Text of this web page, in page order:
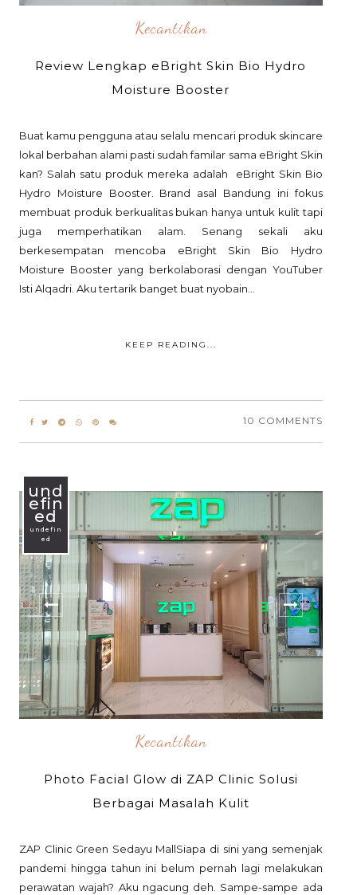
Kecantikan
Review Lengkap eBright Skin Bio Hydro
Moisture Booster
Buat kamu pengguna atau selalu mencari produk skincare
lokal berbahan alami pasti sudah familar sama eBright Skin
kan? Salah satu produk mereka adalah eBright Skin Bio
Hydro Moisture Booster. Brand asal Bandung ini fokus
membuat produk berkualitas bukan hanya untuk kulit tapi
juga memperhatikan alam. Senang sekali aku
berkesempatan mencoba eBright Skin Bio Hydro
Moisture Booster yang berkolaborasi dengan YouTuber
Isti Alqadri. Aku tertarik banget buat nyobain...
KEEP READING...
10 COMMENTS
und
efin
ed
undefin
ed
Kecantikan
Photo Facial Glow di ZAP Clinic Solusi
Berbagai Masalah Kulit
ZAP Clinic Green Sedayu MallSiapa di sini yang semenjak
pandemi hingga tahun ini belum pernah lagi melakukan
perawatan wajah? Aku ngacung deh. Sampe-sampe ada